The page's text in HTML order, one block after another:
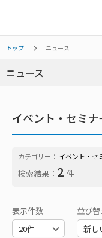
トップ ニュース
ニュース
イベント・セミナ
カテゴリー： イベント・セ
検索結果： 2 件
表示件数 並び替